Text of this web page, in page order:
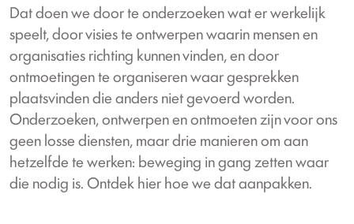
Dat doen we door te onderzoeken wat er werkelijk
speelt, door visies te ontwerpen waarin mensen en
organisaties richting kunnen vinden, en door
ontmoetingen te organiseren waar gesprekken
plaatsvinden die anders niet gevoerd worden.
Onderzoeken, ontwerpen en ontmoeten zijn voor ons
geen losse diensten, maar drie manieren om aan
hetzelfde te werken: beweging in gang zetten waar
die nodig is. Ontdek hier hoe we dat aanpakken.